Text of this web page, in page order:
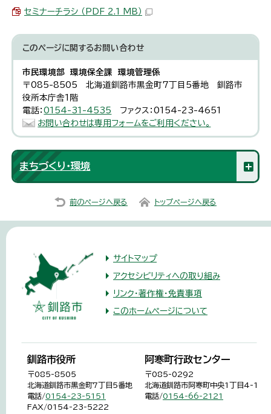
セミナーチラシ （PDF 2.1 MB）
このページに関するお問い合わせ
市民環境部 環境保全課 環境管理係
〒085-8505 北海道釧路市黒金町7丁目5番地 釧路市
役所本庁舎1階
電話：0154-31-4535
ファクス：0154-23-4651
お問い合わせは専用フォームをご利用ください。
まちづくり・環境
前のページへ戻る トップページへ戻る
サイトマップ
アクセシビリティへの取り組み
リンク・著作権・免責事項
このホームページについて
釧路市役所
〒085-8505
北海道釧路市黒金町7丁目5番地
電話/0154-23-5151
FAX/0154-23-5222
阿寒町行政センター
〒085-0292
北海道釧路市阿寒町中央1丁目4-1
電話/0154-66-2121